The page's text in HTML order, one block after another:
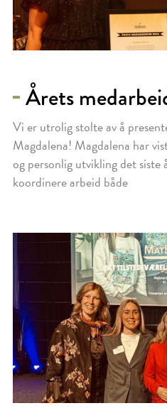
Årets
Vi er utrolig stolte av å
Magdalena! Magdalena har
og personlig utvikling det siste
koordinere arbeid både